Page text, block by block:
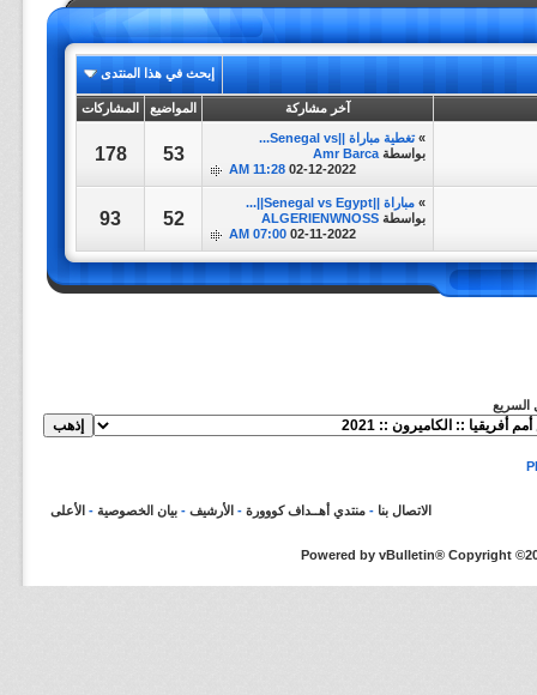
إبحث في هذا المنتدى
آخر مشاركة المواضيع المشاركات
»تغطية مباراة ||Senegal vs...
بواسطة Amr Barca
02-12-2022
11:28 AM
53
178
» مباراة ||Senegal vs Egypt||...
بواسطة ALGERIENWNOSS
02-11-2022
07:00 AM
52
93
السريع
الاتصال بنا - منتدي أهــداف كووورة - الأرشيف - بيان الخصوصية - الأعلى
Powered by vBulletin® Copyright